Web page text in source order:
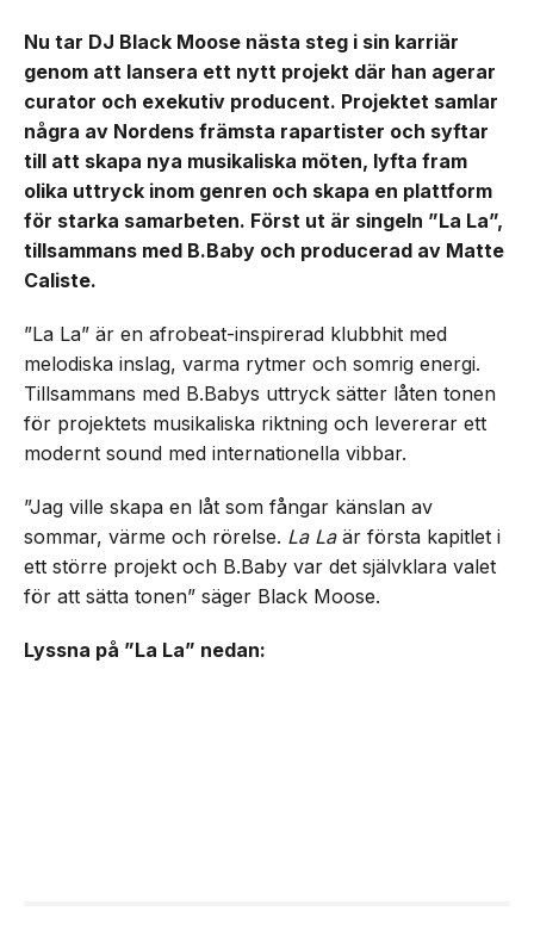
Nu tar DJ Black Moose nästa steg i sin karriär
genom att lansera ett nytt projekt där han agerar
curator och exekutiv producent. Projektet samlar
några av Nordens främsta rapartister och syftar
till att skapa nya musikaliska möten, lyfta fram
olika uttryck inom genren och skapa en plattform
för starka samarbeten. Först ut är singeln ”La La”,
tillsammans med B.Baby och producerad av Matte
Caliste.
”La La” är en afrobeat-inspirerad klubbhit med
melodiska inslag, varma rytmer och somrig energi.
Tillsammans med B.Babys uttryck sätter låten tonen
för projektets musikaliska riktning och levererar ett
modernt sound med internationella vibbar.
”Jag ville skapa en låt som fångar känslan av
sommar, värme och rörelse. La Laär första kapitlet i
ett större projekt och B.Baby var det självklara valet
för att sätta tonen” säger Black Moose.
Lyssna på ”La La” nedan: